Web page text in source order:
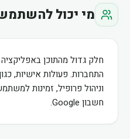
מי יכול
חלק גדול מהתוכן
התחברות. פעולות אישיות,
וניהול פרופיל, זמינות
חשבון Google.